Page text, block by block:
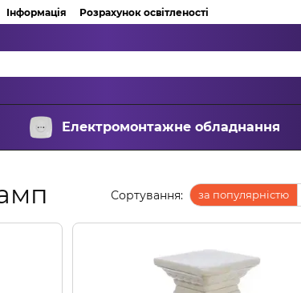
Інформація Розрахунок освітленості
Електромонтажне обладнання
Сортування: за популярністю